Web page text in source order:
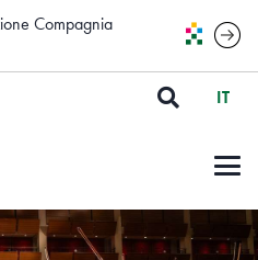
Compagnia